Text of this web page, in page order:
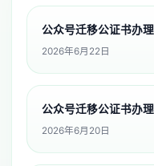
公众号迁移公证书办
2026年6月22日
公众号迁移公证书办
2026年6月20日